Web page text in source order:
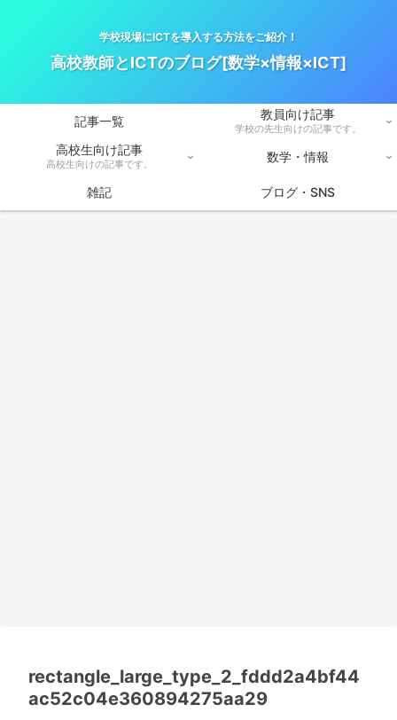
学校現場にICTを導入する方法をご紹介！
高校教師とICTのブログ[数学×情報×ICT]
記事一覧 教員向け記事
学校の先生向けの記事です。
高校生向け記事
高校生向けの記事です。 数学・情報
雑記 ブログ・SNS
rectangle_large_type_2_fddd2a4bf44
ac52c04e360894275aa29